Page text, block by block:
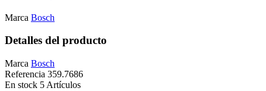
Marca Bosch
Detalles del producto
Marca Bosch
Referencia 359.7686
En stock 5 Artículos